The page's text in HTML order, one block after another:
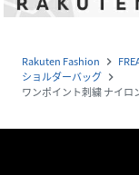
Rakuten Fashion navigate_next
ショルダーバッグ navigate_next
ワンポイント刺繍 ナイロ